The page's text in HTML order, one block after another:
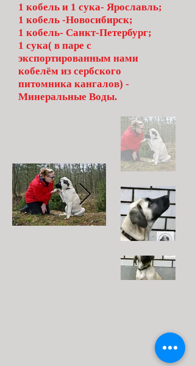
1 кобель и 1 сука- Ярославль;
1 кобель -Новосибирск;
1 кобель- Санкт-Петербург;
1 сука( в паре с
экспортированным нами
кобелём из сербского
питомника кангалов) -
Минеральные Воды.